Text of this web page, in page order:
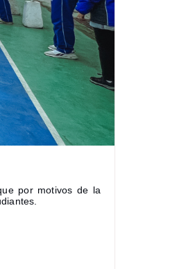
por motivos de la